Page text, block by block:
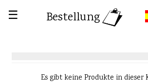
☰ Bestellung
Es gibt keine Produkte in dieser